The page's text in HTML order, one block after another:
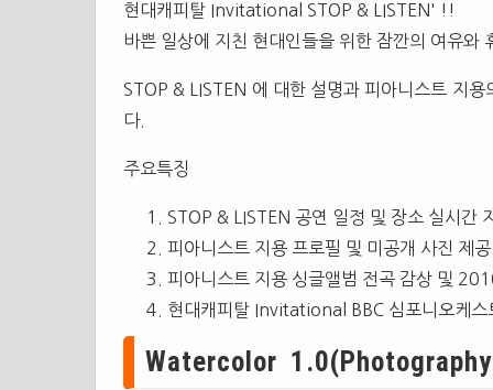
현대캐피탈 Invitational STOP & LISTEN' !!
바쁜 일상에 지친 현대인들을 위한 잠깐의 여유와
STOP & LISTEN 에 대한 설명과 피아니스트 지
다.
주요특징
STOP & LISTEN 공연 일정 및 장소 실시간
피아니스트 지용 프로필 및 미공개 사진 제공
피아니스트 지용 싱글앨범 전곡 감상 및
현대캐피탈 Invitational BBC 심포니오케스
Watercolor